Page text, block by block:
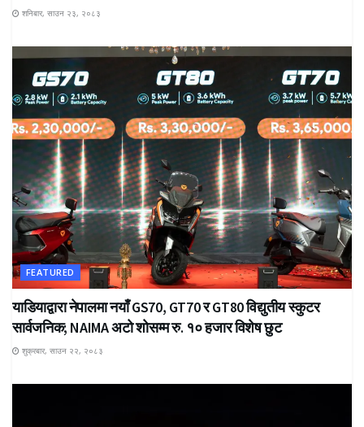
शनिबार, साउन २३, २०८३
FEATURED
याडियाद्वारा नेपालमा नयाँ GS70, GT70 र GT80 विद्युतीय स्कुटर
सार्वजनिक; NAIMA अटो शोसम्म रु. १० हजार विशेष छुट
शुक्रबार, साउन २२, २०८३